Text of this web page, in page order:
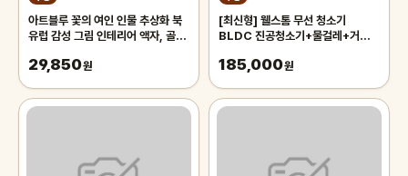
아트블루 꽃의 여인 인물 추상화 북
유럽 감성 그림 인테리어 액자, 골드
29,850원
[최신형] 웰스톰 무선 청소기
BLDC 진공청소기+물걸레+거치대
소기 VC-150, vc150
185,000원